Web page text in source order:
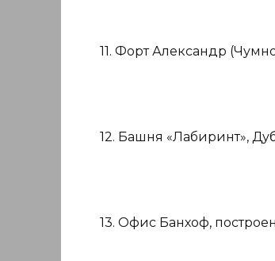
11. Форт Александр
12. Башня «Лабиринт»,
13. Офис Банхоф,